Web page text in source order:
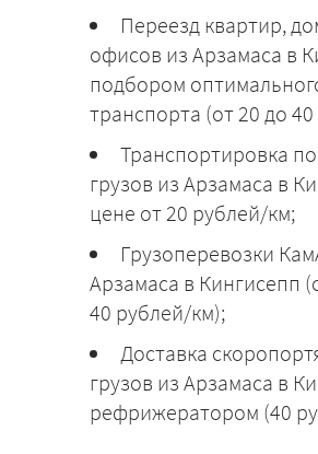
Переезд квартир,
офисов из Арзамаса в
подбором
транспорта (от 20 до
Транспортировка
грузов из Арзамаса в
цене от 20 рублей/км;
Грузоперевозки
Арзамаса в Кингисепп
40 рублей/км);
Доставка
грузов из Арзамаса в
рефрижератором (40